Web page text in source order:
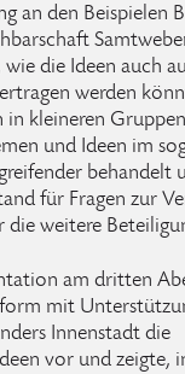
an den Beispielen
die Ideen auch
werden
in kleineren Gruppen
und Ideen im
behandelt
für Fragen zur
die weitere
am dritten
mit
Innenstadt die
vor und zeigte,